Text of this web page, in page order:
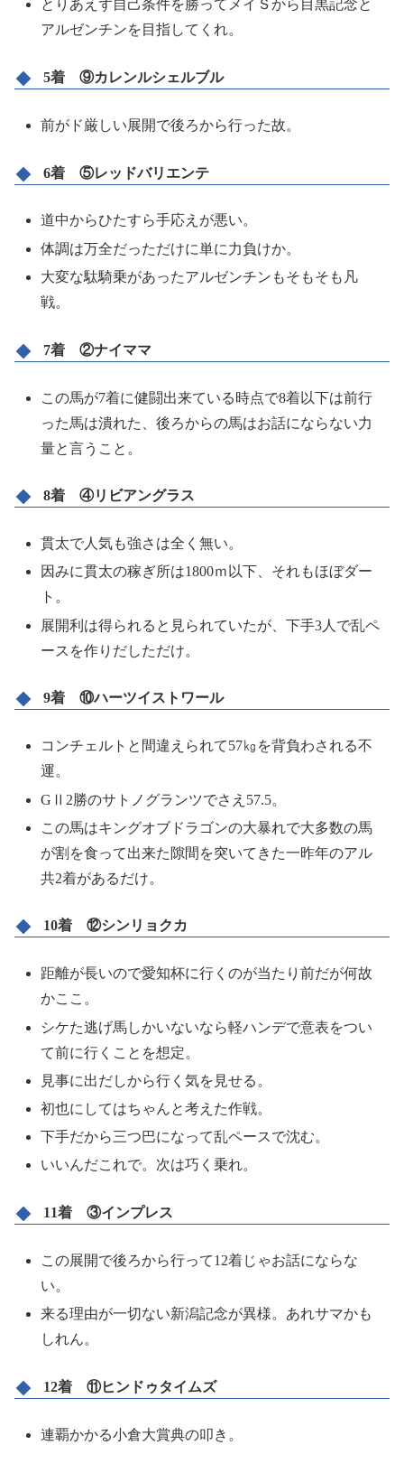
とりあえず自己条件を勝ってメイＳから目黒記念と
アルゼンチンを目指してくれ。
5着 ⑨カレンルシェルブル
前がド厳しい展開で後ろから行った故。
6着 ⑤レッドバリエンテ
道中からひたすら手応えが悪い。
体調は万全だっただけに単に力負けか。
大変な駄騎乗があったアルゼンチンもそもそも凡
戦。
7着 ②ナイママ
この馬が7着に健闘出来ている時点で8着以下は前行
った馬は潰れた、後ろからの馬はお話にならない力
量と言うこと。
8着 ④リビアングラス
貫太で人気も強さは全く無い。
因みに貫太の稼ぎ所は1800ｍ以下、それもほぼダー
ト。
展開利は得られると見られていたが、下手3人で乱ペ
ースを作りだしただけ。
9着 ⑩ハーツイストワール
コンチェルトと間違えられて57㎏を背負わされる不
運。
GⅡ2勝のサトノグランツでさえ57.5。
この馬はキングオブドラゴンの大暴れで大多数の馬
が割を食って出来た隙間を突いてきた一昨年のアル
共2着があるだけ。
10着 ⑫シンリョクカ
距離が長いので愛知杯に行くのが当たり前だが何故
かここ。
シケた逃げ馬しかいないなら軽ハンデで意表をつい
て前に行くことを想定。
見事に出だしから行く気を見せる。
初也にしてはちゃんと考えた作戦。
下手だから三つ巴になって乱ペースで沈む。
いいんだこれで。次は巧く乗れ。
11着 ③インプレス
この展開で後ろから行って12着じゃお話にならな
い。
来る理由が一切ない新潟記念が異様。あれサマかも
しれん。
12着 ⑪ヒンドゥタイムズ
連覇かかる小倉大賞典の叩き。